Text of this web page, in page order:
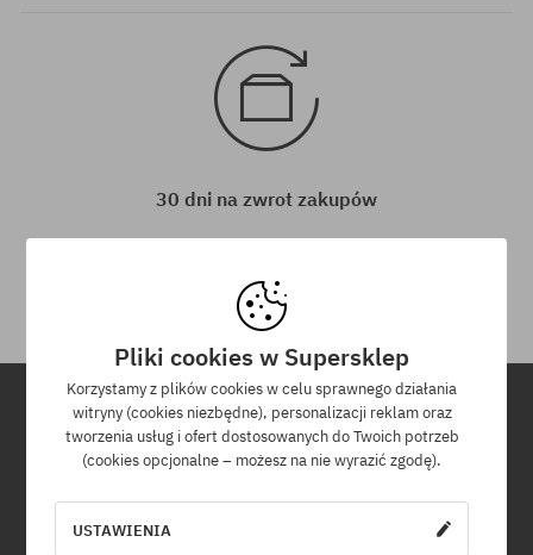
30 dni na zwrot zakupów
Newsletter
Zapisz się do naszego newslettera, a dowiesz się jako pierwszy o
Pliki cookies w Supersklep
Korzystamy z plików cookies w celu sprawnego działania
witryny (cookies niezbędne), personalizacji reklam oraz
tworzenia usług i ofert dostosowanych do Twoich potrzeb
(cookies opcjonalne – możesz na nie wyrazić zgodę).
USTAWIENIA